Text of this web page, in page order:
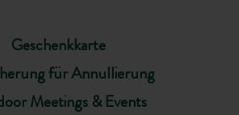
Geschenkkarte
für Annullierung
Meetings & Events